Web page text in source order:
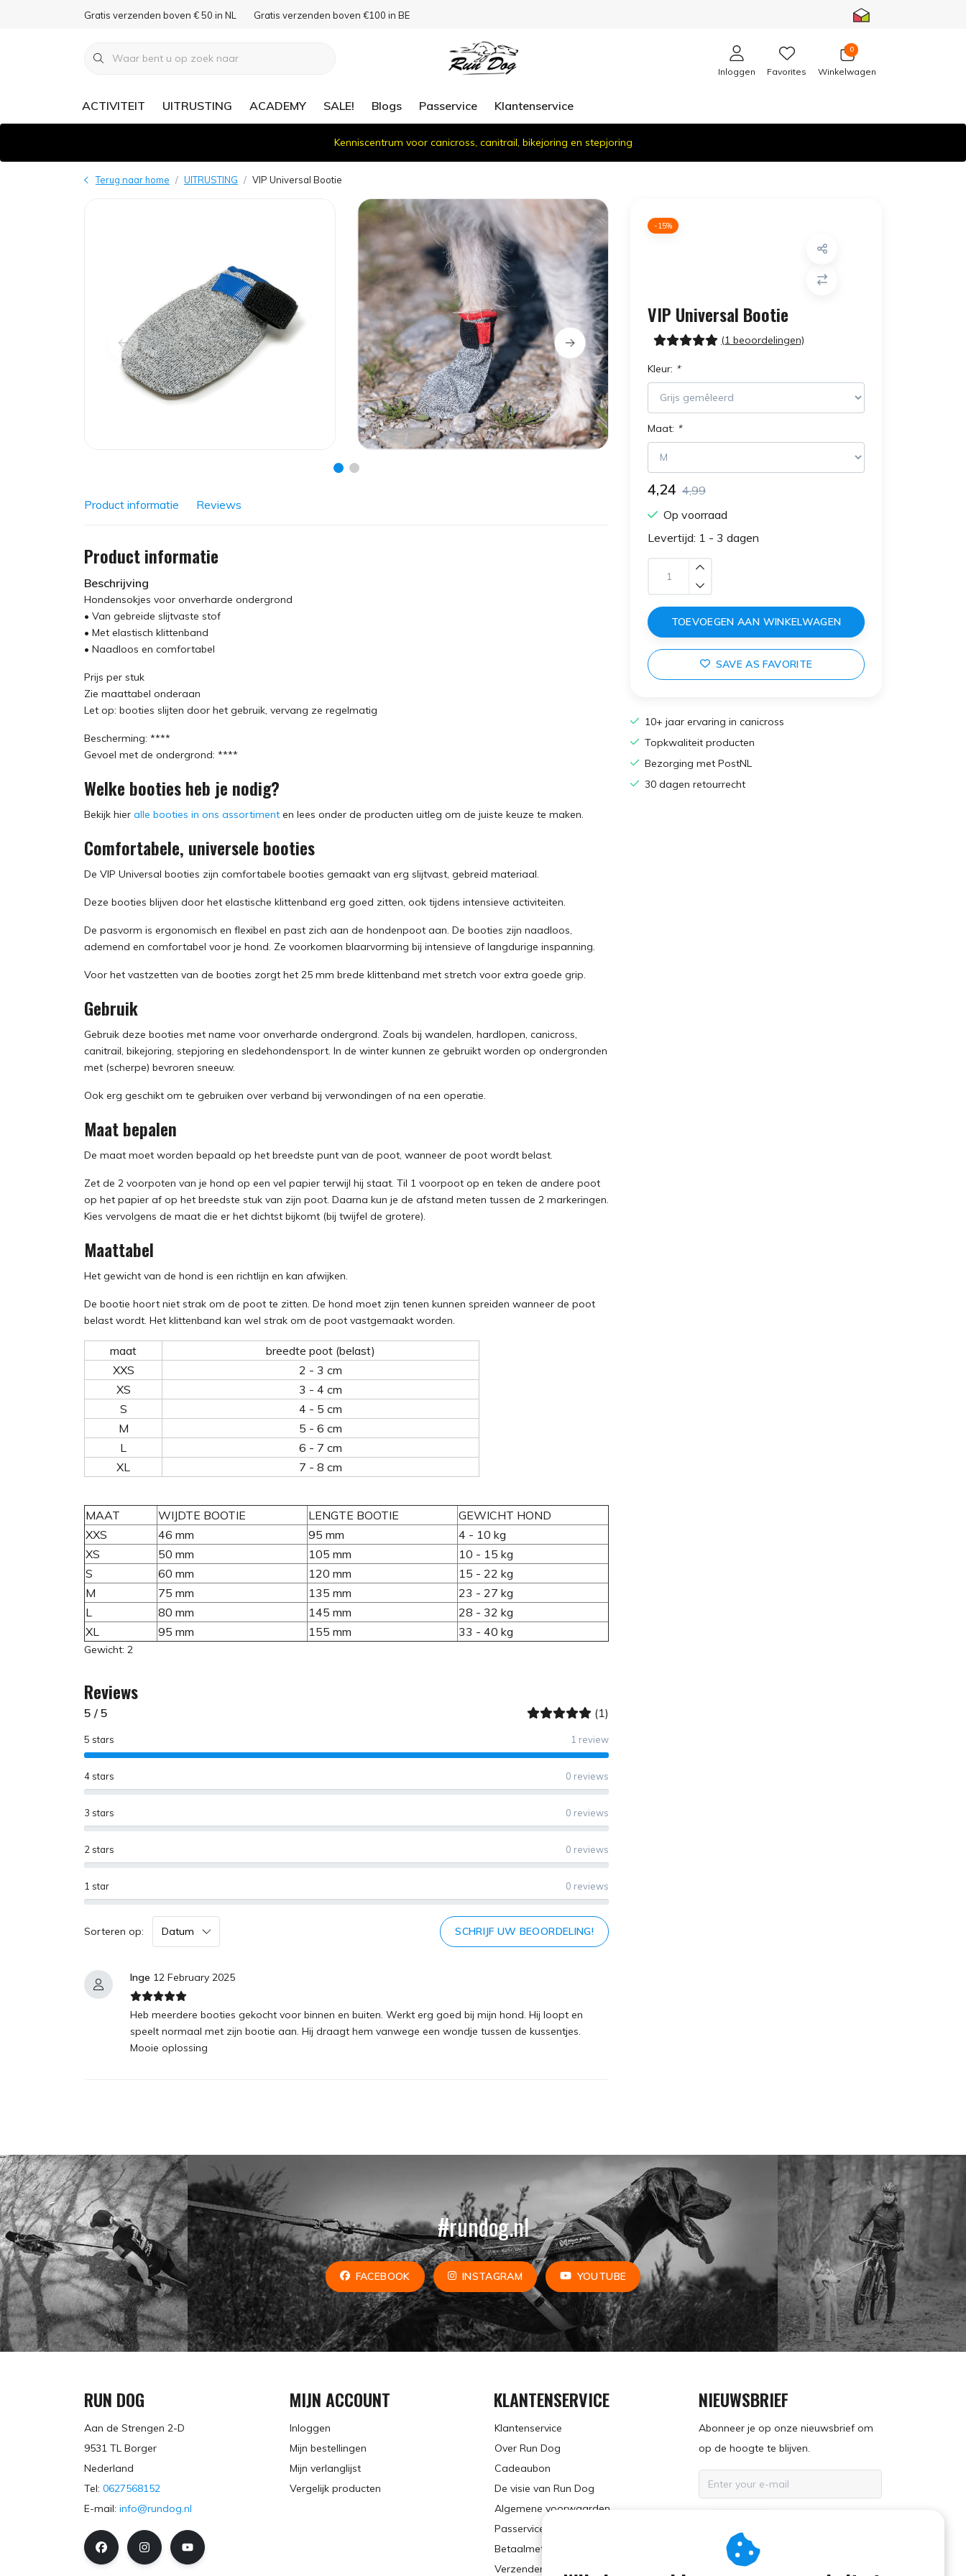
Gratis verzenden boven € 50 in NL Gratis verzenden boven €100 in BE
Inloggen Favorites
0
Winkelwagen
ACTIVITEIT UITRUSTING ACADEMY SALE! Blogs Passervice Klantenservice
Kenniscentrum voor canicross, canitrail, bikejoring en stepjoring
Terug naar home UITRUSTING VIP Universal Bootie
-15%
VIP Universal Bootie
(1 beoordelingen)
Kleur: *
Maat: *
4,24 4,99
Op voorraad
Levertijd: 1 - 3 dagen
TOEVOEGEN AAN WINKELWAGEN
SAVE AS FAVORITE
10+ jaar ervaring in canicross
Topkwaliteit producten
Bezorging met PostNL
30 dagen retourrecht
Product informatie Reviews
Product informatie
Beschrijving
Hondensokjes voor onverharde ondergrond
• Van gebreide slijtvaste stof
• Met elastisch klittenband
• Naadloos en comfortabel
Prijs per stuk
Zie maattabel onderaan
Let op: booties slijten door het gebruik, vervang ze regelmatig
Bescherming: ****
Gevoel met de ondergrond: ****
Welke booties heb je nodig?
Bekijk hier alle booties in ons assortiment en lees onder de producten uitleg om de juiste keuze te maken.
Comfortabele, universele booties
De VIP Universal booties zijn comfortabele booties gemaakt van erg slijtvast, gebreid materiaal.
Deze booties blijven door het elastische klittenband erg goed zitten, ook tijdens intensieve activiteiten.
De pasvorm is ergonomisch en flexibel en past zich aan de hondenpoot aan. De booties zijn naadloos,
ademend en comfortabel voor je hond. Ze voorkomen blaarvorming bij intensieve of langdurige inspanning.
Voor het vastzetten van de booties zorgt het 25 mm brede klittenband met stretch voor extra goede grip.
Gebruik
Gebruik deze booties met name voor onverharde ondergrond. Zoals bij wandelen, hardlopen, canicross,
canitrail, bikejoring, stepjoring en sledehondensport. In de winter kunnen ze gebruikt worden op ondergronden
met (scherpe) bevroren sneeuw.
Ook erg geschikt om te gebruiken over verband bij verwondingen of na een operatie.
Maat bepalen
De maat moet worden bepaald op het breedste punt van de poot, wanneer de poot wordt belast.
Zet de 2 voorpoten van je hond op een vel papier terwijl hij staat. Til 1 voorpoot op en teken de andere poot
op het papier af op het breedste stuk van zijn poot. Daarna kun je de afstand meten tussen de 2 markeringen.
Kies vervolgens de maat die er het dichtst bijkomt (bij twijfel de grotere).
Maattabel
Het gewicht van de hond is een richtlijn en kan afwijken.
De bootie hoort niet strak om de poot te zitten. De hond moet zijn tenen kunnen spreiden wanneer de poot
belast wordt. Het klittenband kan wel strak om de poot vastgemaakt worden.
maat
breedte poot (belast)
XXS
2 - 3 cm
XS
3 - 4 cm
S
4 - 5 cm
M
5 - 6 cm
L
6 - 7 cm
XL
7 - 8 cm
MAAT WIJDTE BOOTIE LENGTE BOOTIE
GEWICHT HOND
XXS
46 mm 95 mm
4 - 10 kg
XS
50 mm 105 mm
10 - 15 kg
S
60 mm 120 mm
15 - 22 kg
M
75 mm 135 mm
23 - 27 kg
L
80 mm 145 mm
28 - 32 kg
XL
95 mm 155 mm 33 - 40 kg
Gewicht: 2
Reviews
5 / 5 (1)
1 star 0 reviews
2 stars 0 reviews
3 stars 0 reviews
4 stars 0 reviews
5 stars 1 review
Sorteren op: SCHRIJF UW BEOORDELING!
Inge 12 February 2025
Heb meerdere booties gekocht voor binnen en buiten. Werkt erg goed bij mijn hond. Hij loopt en
speelt normaal met zijn bootie aan. Hij draagt hem vanwege een wondje tussen de kussentjes.
Mooie oplossing
#rundog.nl
FACEBOOK INSTAGRAM YOUTUBE
RUN DOG
Aan de Strengen 2-D
9531 TL Borger
Nederland
Tel: 0627568152
E-mail: info@rundog.nl
MIJN ACCOUNT
Inloggen
Mijn bestellingen
Mijn verlanglijst
Vergelijk producten
KLANTENSERVICE
Klantenservice
Over Run Dog
Cadeaubon
De visie van Run Dog
Algemene voorwaarden
Passervice op afspraak
Betaalmethoden
Verzenden, Ruilen & Retourneren
NIEUWSBRIEF
Abonneer je op onze nieuwsbrief om
op de hoogte te blijven.